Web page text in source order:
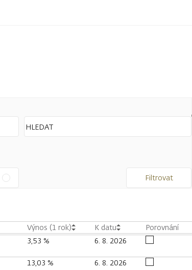
Filtrovat
Výnos (1 rok) K datu Porovnání
3,53 % 6. 8. 2026
13,03 % 6. 8. 2026